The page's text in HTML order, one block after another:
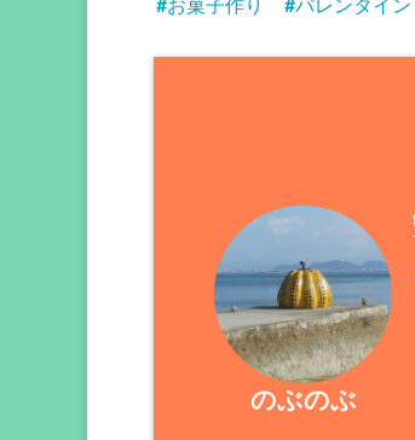
のぶのぶ